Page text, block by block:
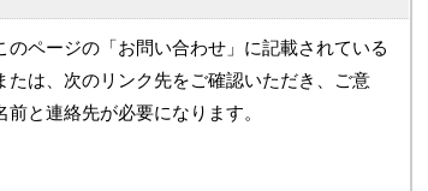
ページの「お問い合わせ」に記載されている
は、次のリンク先をご確認いただき、ご意
と連絡先が必要になります。